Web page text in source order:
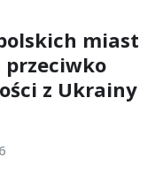
miast
przeciwko
z Ukrainy